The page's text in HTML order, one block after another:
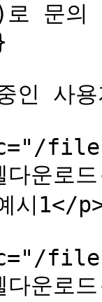
문의
인 사
운로
시
files/
운로